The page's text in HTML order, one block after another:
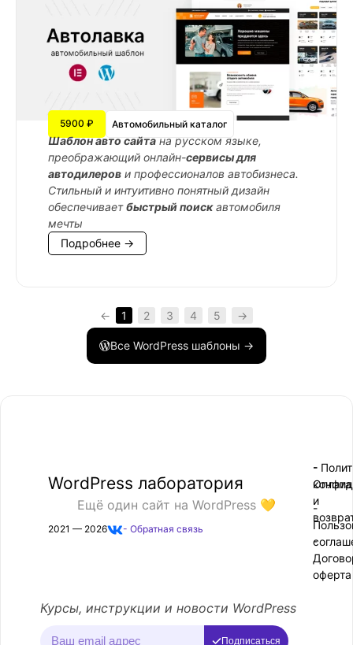
5900 ₽ Автомобильный каталог
Шаблон авто сайта на русском языке,
преображающий онлайн-сервисы для
автодилеров и профессионалов автобизнеса.
Стильный и интуитивно понятный дизайн
обеспечиваетбыстрый поискавтомобиля
мечты
Подробнее →
← 1 2 3 4 5 →
Все WordPress шаблоны →
WordPress лаборатория
Ещё один сайт на WordPress 💛
2021 — 2026 - Обратная связь
-
-
-
Оплата
и
-
оферта
Курсы, инструкции и новости WordPress
Подписаться